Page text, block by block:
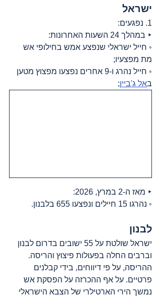
ישראל
1. נפגעים:
‣ במהלך 24 השעות האחרונות:
◦ חייל ישראלי שנפצע אמש בחילופי אש
מת מפצעיו;
◦ חייל נהרג ו-9 אחרים נפצעו מפצוץ מטען
באל ג'ביין;
‣ מאז ה-2 במרץ, 2026:
◦ נהרגו 15 חיילים ונפצעו 655 בלבנון.
לבנון
ישראל שולטת על 55 ישובים בדרום לבנון
וברבים החלה בפעולות פיצוץ והריסה.
ההריסה, על פי דיווחים, בידי קבלנים
פרטיים. על אף ההכרזה על הפסקת אש
נמשך הירי הארטילרי של הצבא הישראלי